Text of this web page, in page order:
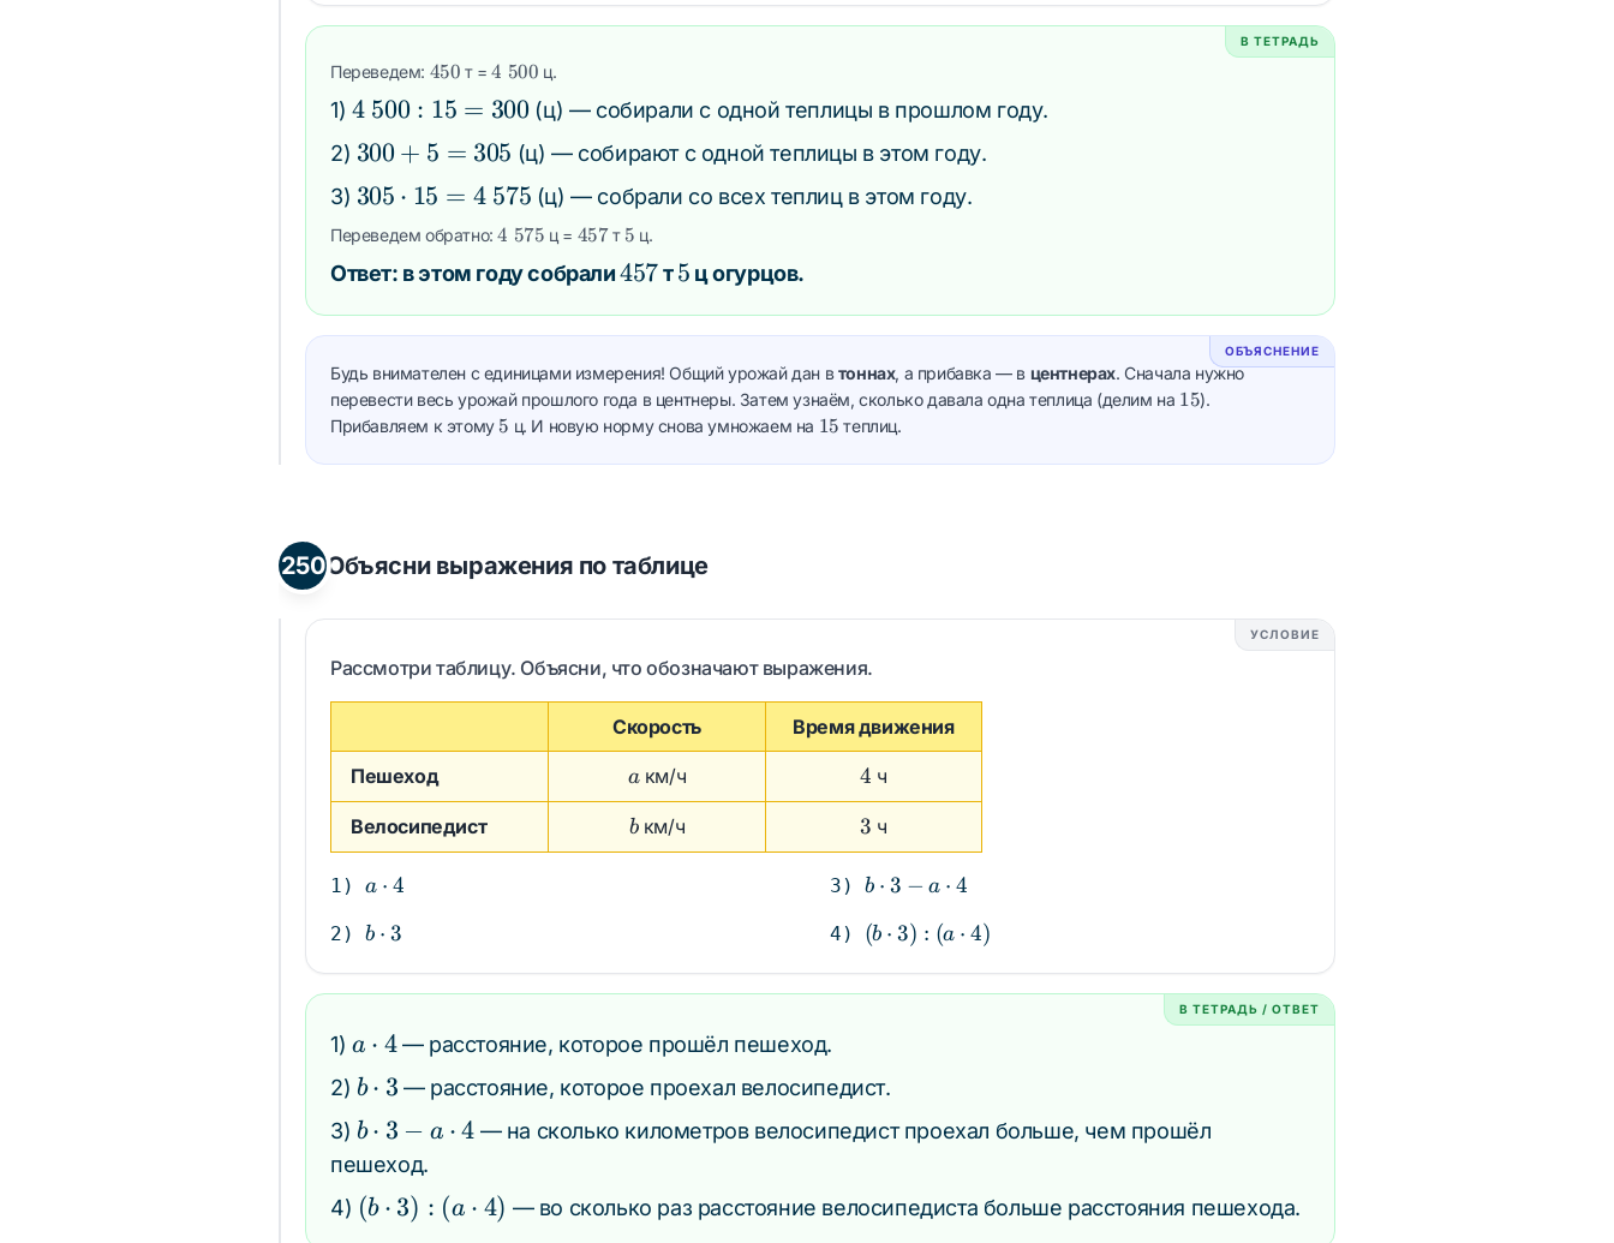
В ТЕТРАДЬ
Переведем: 450
450 т =4\;500
4 500 ц.
1) 4\;500
: 15 =
300
4 500 : 15 = 300(ц) — собирали с одной теплицы в прошлом году.
2) 300
+
5
=
305
300 + 5 = 305 (ц) — собирают с одной теплицы в этом году.
3) 305
\cdot
4\;575
305 ⋅ 15 = 4 575 (ц) — собрали со всех теплиц в этом году.
Переведем обратно:4\;575
4 575 ц = 457
457т 5
5 ц.
Ответ: в этом году собрали457
457т5
5 ц огурцов.
ОБЪЯСНЕНИЕ
Будь внимателен с единицами измерения! Общий урожай дан втоннах, а прибавка — в центнерах. Сначала нужно
перевести весь урожай прошлого года в центнеры. Затем узнаём, сколько давала одна теплица (делим на 15
15).
Прибавляем к этому 5
5 ц. И новую норму снова умножаем на 15
15 теплиц.
250Объясни выражения по таблице
УСЛОВИЕ
Рассмотри таблицу. Объясни, что обозначают выражения.
Скорость Время движения
Пешеход a
aкм/ч 4
4 ч
Велосипедист b
bкм/ч 3
3 ч
1) a
4
a ⋅ 4 3) b
3 - a
\cdot
4
b ⋅ 3 − a ⋅ 4
2) b
3
b ⋅ 3 4) (b
3) :
(b ⋅ 3) : (a ⋅ 4)
В ТЕТРАДЬ / ОТВЕТ
1) a
\cdot
4
a ⋅ 4— расстояние, которое прошёл пешеход.
2) b
\cdot
3
b ⋅ 3 — расстояние, которое проехал велосипедист.
3) b
\cdot
3 - a
\cdot
b ⋅ 3 − a ⋅ 4 — на сколько километров велосипедист проехал больше, чем прошёл
пешеход.
4) (b
(b ⋅ 3) : (a ⋅ 4) — во сколько раз расстояние велосипедиста больше расстояния пешехода.